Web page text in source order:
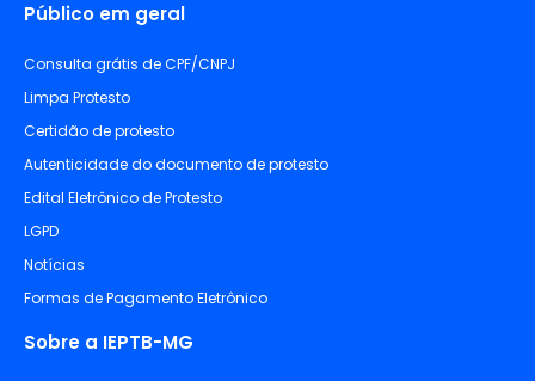
Público em geral
Consulta grátis de CPF/CNPJ
Limpa Protesto
Certidão de protesto
Autenticidade do documento de protesto
Edital Eletrônico de Protesto
LGPD
Notícias
Formas de Pagamento Eletrônico
Sobre a IEPTB-MG